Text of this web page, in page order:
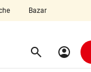
Bazar
search Suchen
account_circle